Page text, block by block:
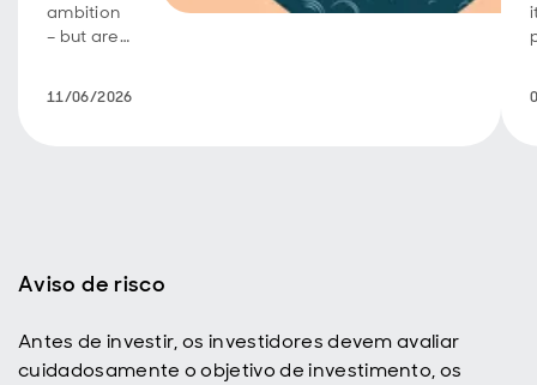
ambition
– but are
the bill?
11/06/2026
Aviso de risco
Antes de investir, os investidores devem avaliar
cuidadosamente o objetivo de investimento, os